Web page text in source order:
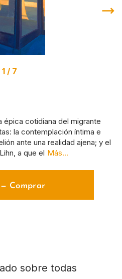
épica cotidiana del migrante
la contemplación íntima e
ante una realidad ajena; y el
a que el Más...
— Comprar
1 / 7
sobre todas